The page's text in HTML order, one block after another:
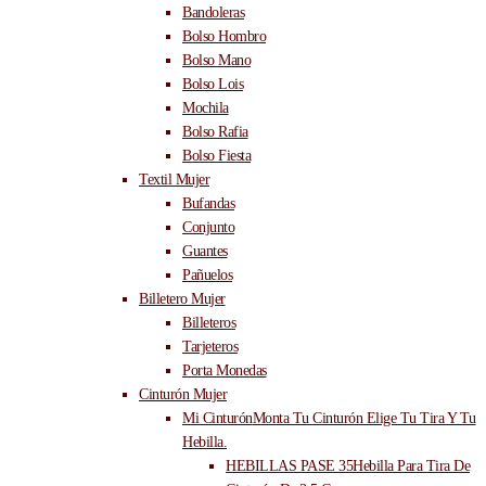
Bandoleras
Bolso Hombro
Bolso Mano
Bolso Lois
Mochila
Bolso Rafia
Bolso Fiesta
Textil Mujer
Bufandas
Conjunto
Guantes
Pañuelos
Billetero Mujer
Billeteros
Tarjeteros
Porta Monedas
Cinturón Mujer
Mi CinturónMonta Tu Cinturón Elige Tu Tira Y Tu
Hebilla.
HEBILLAS PASE 35Hebilla Para Tira De